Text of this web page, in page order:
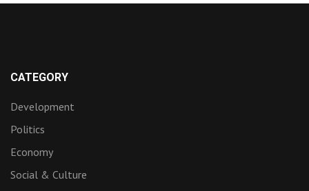
CATEGORY
Development
Politics
Economy
Social & Culture